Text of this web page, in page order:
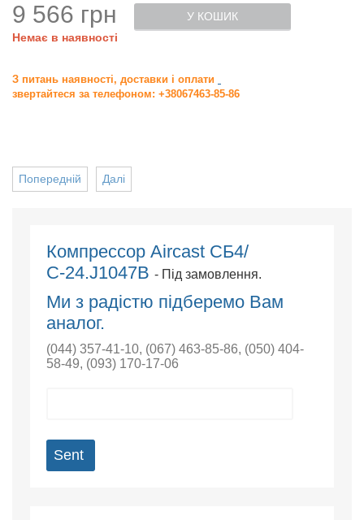
9 566 грн
Немає в наявності
У КОШИК
З питань наявності, доставки і оплати
звертайтеся за телефоном: +38067463-85-86
Далі
Попередній
Компрессор Aircast СБ4/
С-24.J1047B - Під замовлення.
Ми з радістю підберемо Вам
аналог.
(044) 357-41-10, (067) 463-85-86, (050) 404-
58-49, (093) 170-17-06
Sent